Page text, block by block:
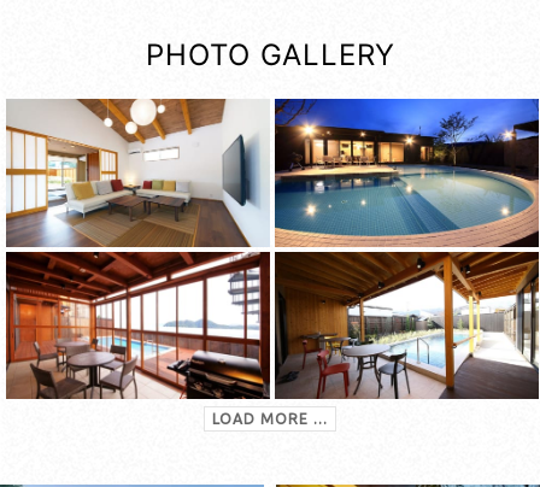
PHOTO GALLERY
LOAD MORE ...